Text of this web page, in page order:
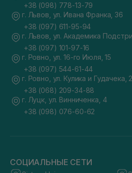
+38 (098) 778-13-79
г. Львов, ул. Ивана Франка, 36
+38 (097) 611-95-94
г. Львов, ул. Академика
+38 (097) 101-97-16
г. Ровно, ул. 16-го Июля, 15
+38 (097) 544-61-44
г. Ровно, ул. Кулика и
+38 (068) 209-34-88
г. Луцк, ул. Винниченка, 4
+38 (098) 076-60-62
СОЦИАЛЬНЫЕ СЕТИ